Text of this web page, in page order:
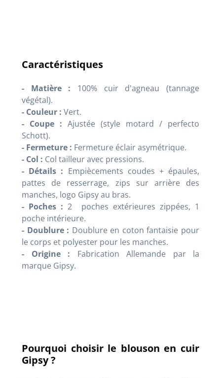
Caractéristiques
- Matière : 100% cuir d'agneau (tannage
végétal).
- Couleur : Vert.
- Coupe : Ajustée (style motard / perfecto
Schott).
- Fermeture : Fermeture éclair asymétrique.
- Col : Col tailleur avec pressions.
- Détails : Empiècements coudes + épaules,
pattes de resserrage, zips sur arrière des
manches, logo Gipsy au bras.
- Poches : 2 poches extérieures zippées, 1
poche intérieure.
- Doublure : Doublure en coton fantaisie pour
le corps et polyester pour les manches.
- Origine : Fabrication Allemande par la
marque Gipsy.
Pourquoi choisir le blouson en cuir
Gipsy ?